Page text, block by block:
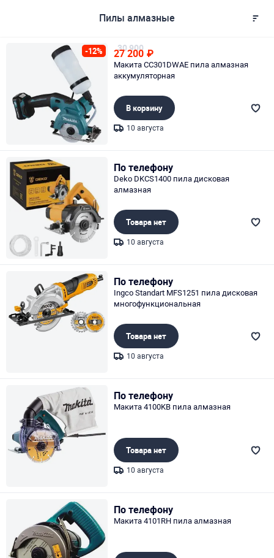
Пилы алмазные
-12% 30 900
27 200 ₽
Макита CC301DWAE пила алмазная
аккумуляторная
В корзину
10 августа
По телефону
Deko DKCS1400 пила дисковая
алмазная
Товара нет
10 августа
По телефону
Ingco Standart MFS1251 пила дисковая
многофункциональная
Товара нет
10 августа
По телефону
Макита 4100KB пила алмазная
Товара нет
10 августа
По телефону
Макита 4101RH пила алмазная